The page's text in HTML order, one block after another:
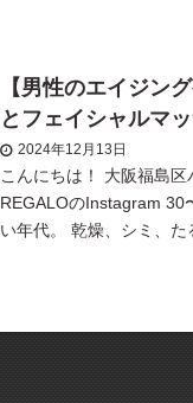
【男性のエイジン
とフェイシャルマ
2024年12月13日
こんにちは！ 大阪福島区
REGALOのInstagram 30
い年代。 乾燥、シミ、た